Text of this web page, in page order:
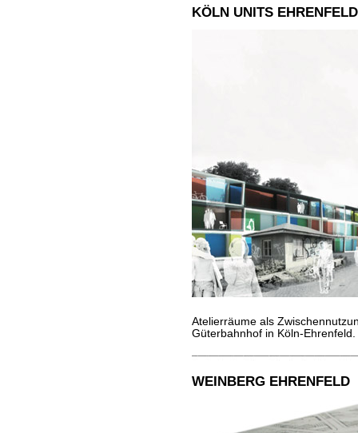
KÖLN UNITS EHRENFELD
Atelierräume als
Güterbahnhof in Köln-
WEINBERG EHRENFELD